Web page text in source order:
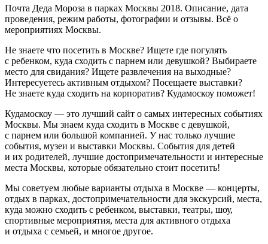
Почта Деда Мороза в парках Москвы 2018. Описание, дата
проведения, режим работы, фотографии и отзывы. Всё о
мероприятиях Москвы.
Не знаете что посетить в Москве? Ищете где погулять
с ребенком, куда сходить с парнем или девушкой? Выбираете
место для свидания? Ищете развлечения на выходные?
Интересуетесь активным отдыхом? Посещаете выставки?
Не знаете куда сходить на корпоратив? Кудамоскоу поможет!
Кудамоскоу — это лучший сайт о самых интересных событиях
Москвы. Мы знаем куда сходить в Москве с девушкой,
с парнем или большой компанией. У нас только лучшие
события, музеи и выставки Москвы. События для детей
и их родителей, лучшие достопримечательности и интересные
места Москвы, которые обязательно стоит посетить!
Мы советуем любые варианты отдыха в Москве — концерты,
отдых в парках, достопримечательности для экскурсий, места,
куда можно сходить с ребенком, выставки, театры, шоу,
спортивные мероприятия, места для активного отдыха
и отдыха с семьей, и многое другое.